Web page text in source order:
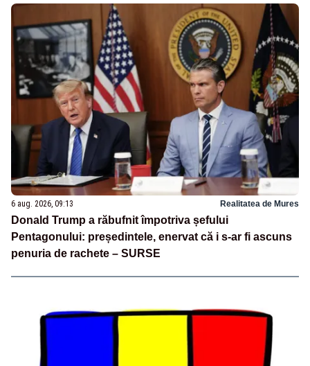
6 aug. 2026, 09:13 Realitatea de Mures
Donald Trump a răbufnit împotriva șefului
Pentagonului: președintele, enervat că i s-ar fi ascuns
penuria de rachete – SURSE